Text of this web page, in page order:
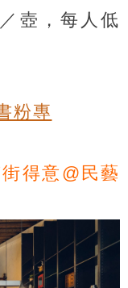
壺，每人低
粉專
得意@民藝